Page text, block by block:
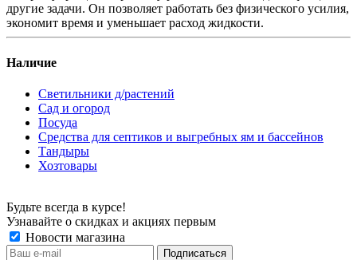
другие задачи. Он позволяет работать без физического усилия,
экономит время и уменьшает расход жидкости.
Наличие
Светильники д/растений
Сад и огород
Посуда
Средства для септиков и выгребных ям и бассейнов
Тандыры
Хозтовары
Будьте всегда в курсе!
Узнавайте о скидках и акциях первым
Новости магазина